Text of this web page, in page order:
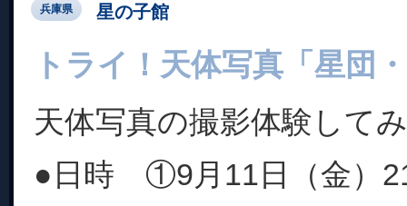
兵庫県 星の子館
トライ！天体写真「星団
天体写真の撮影体験して
●日時 ①9月11日（金）